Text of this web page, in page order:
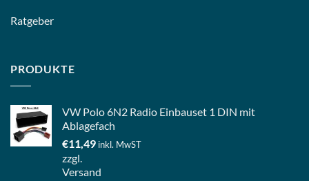
Ratgeber
PRODUKTE
VW Polo 6N2 Radio Einbauset 1 DIN mit
Ablagefach
€11,49 inkl. MwST
zzgl.
Versand